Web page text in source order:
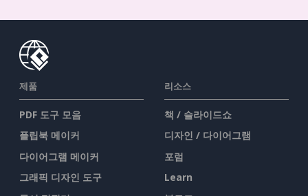
제품
PDF 도구 모음
플립북 메이커
다이어그램 메이커
그래픽 디자인 도구
리소스
책 / 슬라이드쇼
디자인 / 다이어그램
포럼
Learn